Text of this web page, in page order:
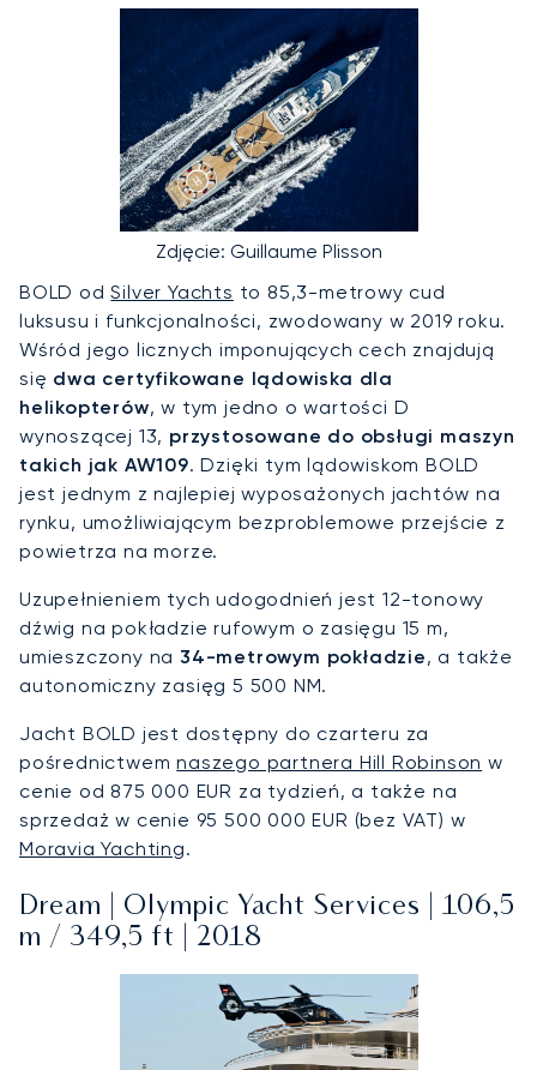
Zdjęcie: Guillaume Plisson
BOLD odSilver Yachts to 85,3-metrowy cud
luksusu i funkcjonalności, zwodowany w 2019 roku.
Wśród jego licznych imponujących cech znajdują
się dwa certyfikowane lądowiska dla
helikopterów, w tym jedno o wartości D
wynoszącej 13, przystosowane do obsługi maszyn
takich jak AW109. Dzięki tym lądowiskom BOLD
jest jednym z najlepiej wyposażonych jachtów na
rynku, umożliwiającym bezproblemowe przejście z
powietrza na morze.
Uzupełnieniem tych udogodnień jest 12-tonowy
dźwig na pokładzie rufowym o zasięgu 15 m,
umieszczony na 34-metrowym pokładzie, a także
autonomiczny zasięg 5 500 NM.
Jacht BOLD jest dostępny do czarteru za
pośrednictwemnaszego partnera Hill Robinson w
cenie od 875 000 EUR za tydzień, a także na
sprzedaż w cenie 95 500 000 EUR (bez VAT) w
Moravia Yachting.
Dream | Olympic Yacht Services | 106,5
m / 349,5 ft | 2018